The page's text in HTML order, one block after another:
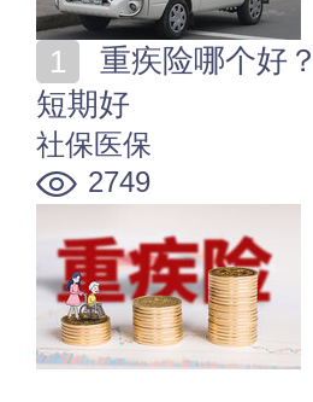
短期好
社保医保
2749